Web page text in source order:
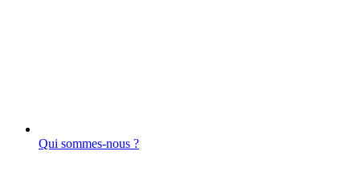
Qui sommes-nous ?